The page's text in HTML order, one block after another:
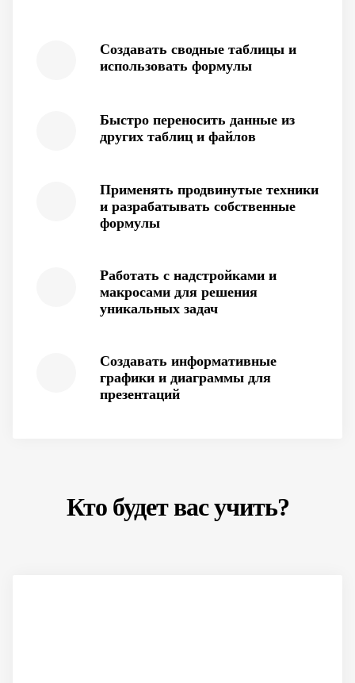
Создавать сводные таблицы и
использовать формулы
Быстро переносить данные из
других таблиц и файлов
Применять продвинутые техники
и разрабатывать собственные
формулы
Работать с надстройками и
макросами для решения
уникальных задач
Создавать информативные
графики и диаграммы для
презентаций
Кто будет вас учить?